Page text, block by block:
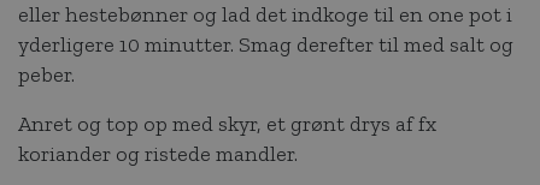
eller hestebønner og lad det indkoge til en one pot i
yderligere 10 minutter. Smag derefter til med salt og
peber.
Anret og top op med skyr, et grønt drys af fx
koriander og ristede mandler.